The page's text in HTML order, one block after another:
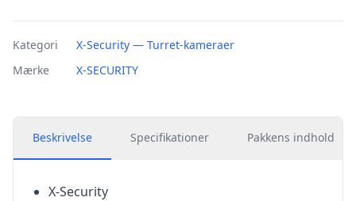
Kategori
X-Security — Turret-kameraer
Mærke
X-SECURITY
Beskrivelse Specifikationer Pakkens indhold
X-Security